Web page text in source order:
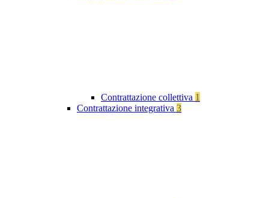
Contrattazione collettiva 1
Contrattazione integrativa 3